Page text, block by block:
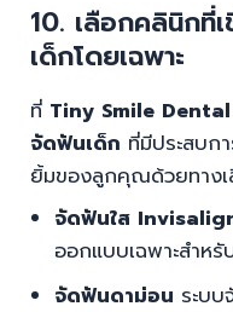
10. เลือกคลินิกที่
เด็กโดยเฉพาะ
ที่ Tiny Smile Dental
จัดฟันเด็ก ที่มีประสบก
ยิ้มของลูกคุณด้วยทาง
จัดฟันใส
ออกแบบเฉพาะสำหรั
จัดฟันดาม่อน ระบ